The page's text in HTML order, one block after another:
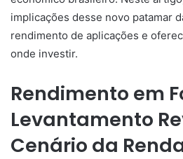
implicações desse novo patamar
rendimento de aplicações e
onde investir.
Rendimento em
Levantamento
Cenário da